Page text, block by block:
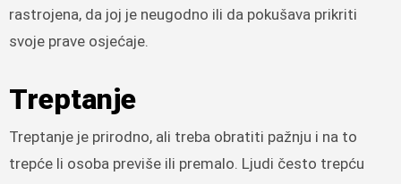
rastrojena, da joj je neugodno ili da pokušava prikriti
svoje prave osjećaje.
Treptanje
Treptanje je prirodno, ali treba obratiti pažnju i na to
trepće li osoba previše ili premalo. Ljudi često trepću